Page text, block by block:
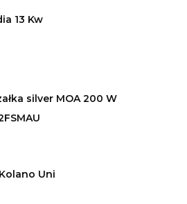
13 Kw
silver MOA 200 W
Uni